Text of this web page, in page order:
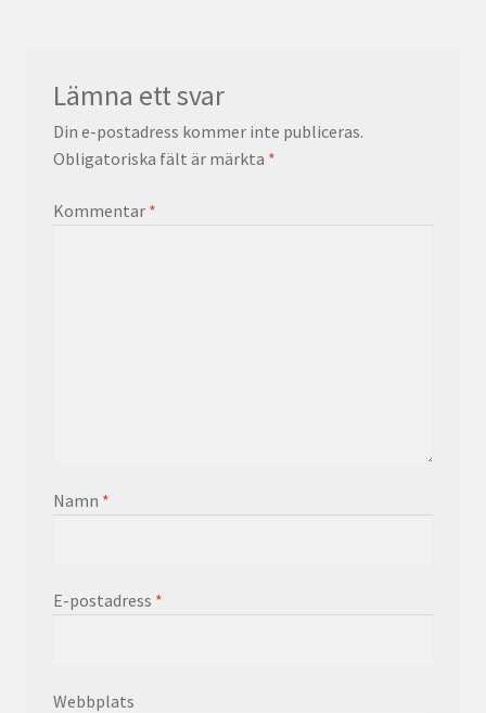
Lämna ett svar
Din e-postadress kommer inte publiceras.
Obligatoriska fält är märkta *
Kommentar *
Namn *
E-postadress *
Webbplats